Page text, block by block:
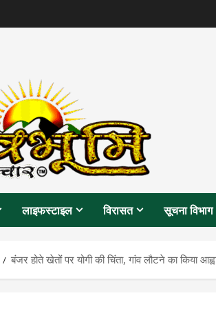
लाइफस्टाइल विरासत सूचना विभाग
बंजर होते खेतों पर योगी की चिंता, गांव लौटने का किया